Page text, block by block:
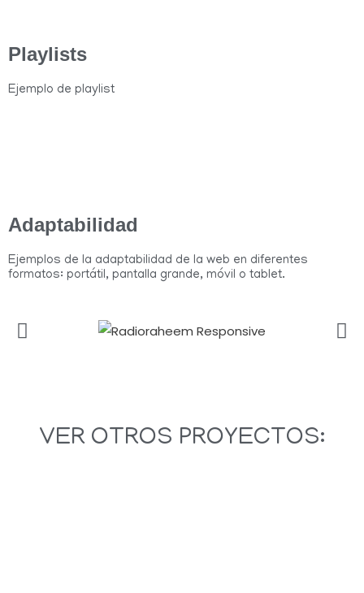
Playlists
Ejemplo de playlist
Adaptabilidad
Ejemplos de la adaptabilidad de la web en diferentes
formatos: portátil, pantalla grande, móvil o tablet.
VER OTROS PROYECTOS: